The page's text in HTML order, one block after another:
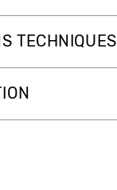
TECHNIQUES